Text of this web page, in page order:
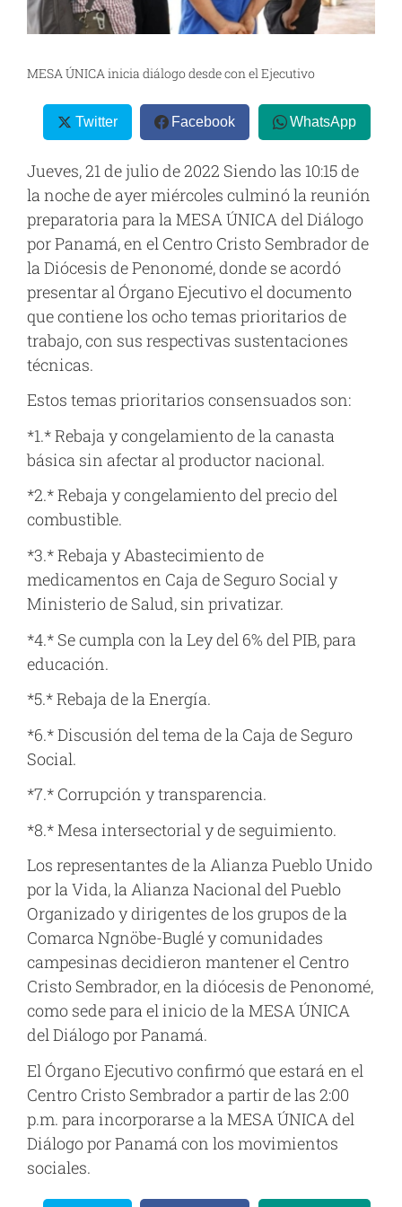
MESA ÚNICA inicia diálogo desde con el Ejecutivo
Twitter Facebook WhatsApp
Jueves, 21 de julio de 2022 Siendo las 10:15 de
la noche de ayer miércoles culminó la reunión
preparatoria para la MESA ÚNICA del Diálogo
por Panamá, en el Centro Cristo Sembrador de
la Diócesis de Penonomé, donde se acordó
presentar al Órgano Ejecutivo el documento
que contiene los ocho temas prioritarios de
trabajo, con sus respectivas sustentaciones
técnicas.
Estos temas prioritarios consensuados son:
*1.* Rebaja y congelamiento de la canasta
básica sin afectar al productor nacional.
*2.* Rebaja y congelamiento del precio del
combustible.
*3.* Rebaja y Abastecimiento de
medicamentos en Caja de Seguro Social y
Ministerio de Salud, sin privatizar.
*4.* Se cumpla con la Ley del 6% del PIB, para
educación.
*5.* Rebaja de la Energía.
*6.* Discusión del tema de la Caja de Seguro
Social.
*7.* Corrupción y transparencia.
*8.* Mesa intersectorial y de seguimiento.
Los representantes de la Alianza Pueblo Unido
por la Vida, la Alianza Nacional del Pueblo
Organizado y dirigentes de los grupos de la
Comarca Ngnöbe-Buglé y comunidades
campesinas decidieron mantener el Centro
Cristo Sembrador, en la diócesis de Penonomé,
como sede para el inicio de la MESA ÚNICA
del Diálogo por Panamá.
El Órgano Ejecutivo confirmó que estará en el
Centro Cristo Sembrador a partir de las 2:00
p.m. para incorporarse a la MESA ÚNICA del
Diálogo por Panamá con los movimientos
sociales.